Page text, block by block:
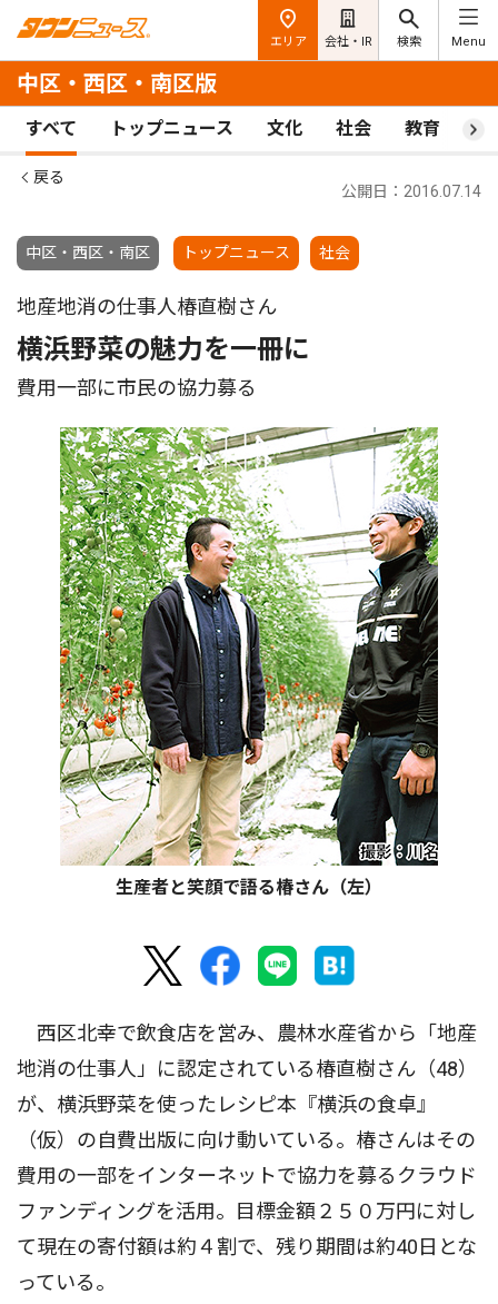
エリア 会社・IR 検索 Menu
中区・西区・南区版
すべて トップニュース 文化 社会 教育 ス
戻る
中区・西区・南区 トップニュース 社会
公開日：2016.07.14
地産地消の仕事人椿直樹さん
横浜野菜の魅力を一冊に
費用一部に市民の協力募る
生産者と笑顔で語る椿さん（左）
西区北幸で飲食店を営み、農林水産省から「地産
地消の仕事人」に認定されている椿直樹さん（48）
が、横浜野菜を使ったレシピ本『横浜の食卓』
（仮）の自費出版に向け動いている。椿さんはその
費用の一部をインターネットで協力を募るクラウド
ファンディングを活用。目標金額２５０万円に対し
て現在の寄付額は約４割で、残り期間は約40日とな
っている。